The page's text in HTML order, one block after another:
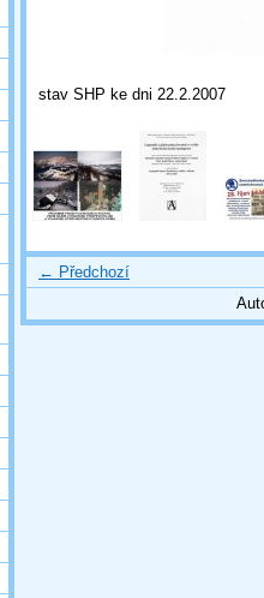
stav SHP ke dni 22.2.2007
← Předchozí